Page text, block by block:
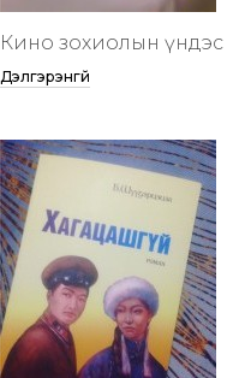
Кино зохиолын үндэс
Дэлгэрэнгүй